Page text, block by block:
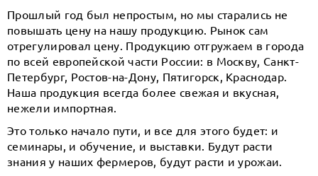
Прошлый год был непростым, но мы старались не
повышать цену на нашу продукцию. Рынок сам
отрегулировал цену. Продукцию отгружаем в города
по всей европейской части России: в Москву, Санкт-
Петербург, Ростов-на-Дону, Пятигорск, Краснодар.
Наша продукция всегда более свежая и вкусная,
нежели импортная.
Это только начало пути, и все для этого будет: и
семинары, и обучение, и выставки. Будут расти
знания у наших фермеров, будут расти и урожаи.